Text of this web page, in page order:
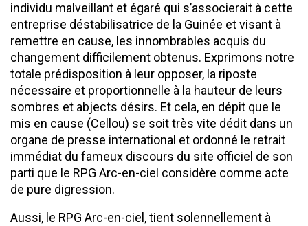
individu malveillant et égaré qui s’associerait à cette
entreprise déstabilisatrice de la Guinée et visant à
remettre en cause, les innombrables acquis du
changement difficilement obtenus. Exprimons notre
totale prédisposition à leur opposer, la riposte
nécessaire et proportionnelle à la hauteur de leurs
sombres et abjects désirs. Et cela, en dépit que le
mis en cause (Cellou) se soit très vite dédit dans un
organe de presse international et ordonné le retrait
immédiat du fameux discours du site officiel de son
parti que le RPG Arc-en-ciel considère comme acte
de pure digression.
Aussi, le RPG Arc-en-ciel, tient solennellement à